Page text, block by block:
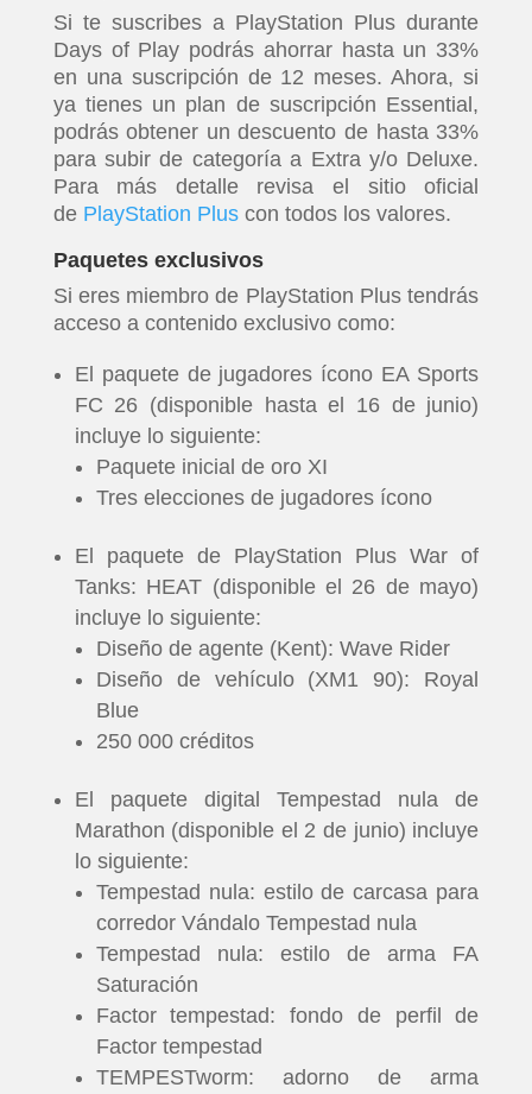
Si te suscribes a PlayStation Plus durante
Days of Play podrás ahorrar hasta un 33%
en una suscripción de 12 meses. Ahora, si
ya tienes un plan de suscripción Essential,
podrás obtener un descuento de hasta 33%
para subir de categoría a Extra y/o Deluxe.
Para más detalle revisa el sitio oficial
de PlayStation Pluscon todos los valores.
Paquetes exclusivos
Si eres miembro de PlayStation Plus tendrás
acceso a contenido exclusivo como:
El paquete de jugadores ícono EA Sports
FC 26 (disponible hasta el 16 de junio)
incluye lo siguiente:
Paquete inicial de oro XI
Tres elecciones de jugadores ícono
El paquete de PlayStation Plus War of
Tanks: HEAT (disponible el 26 de mayo)
incluye lo siguiente:
Diseño de agente (Kent): Wave Rider
Diseño de vehículo (XM1 90): Royal
Blue
250 000 créditos
El paquete digital Tempestad nula de
Marathon (disponible el 2 de junio) incluye
lo siguiente:
Tempestad nula: estilo de carcasa para
corredor Vándalo Tempestad nula
Tempestad nula: estilo de arma FA
Saturación
Factor tempestad: fondo de perfil de
Factor tempestad
TEMPESTworm: adorno de arma